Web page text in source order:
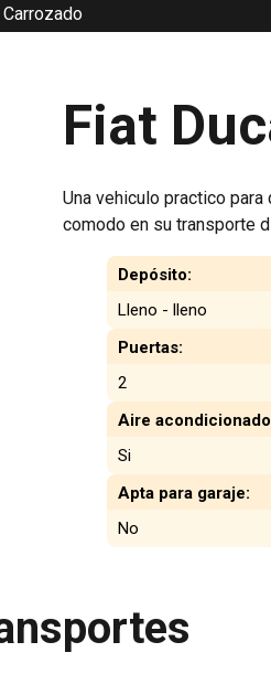
Fiat
Una vehiculo practico
comodo en su transporte
Depósito:
Lleno - lleno
Puertas:
2
Aire
Si
Apta para garaje:
No